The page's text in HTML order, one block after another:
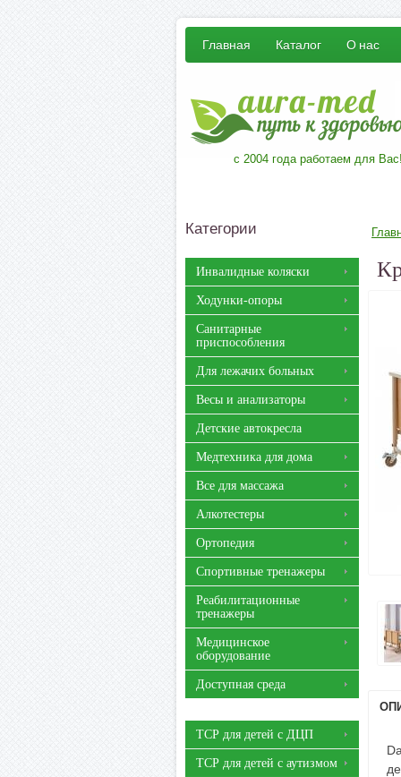
Главная Каталог О нас
с 2004 года работаем для
Категории
Инвалидные коляски
Ходунки-опоры
Санитарные
приспособления
Для лежачих больных
Весы и анализаторы
Детские автокресла
Медтехника для дома
Все для массажа
Алкотестеры
Ортопедия
Спортивные тренажеры
Реабилитационные
тренажеры
Медицинское
оборудование
Доступная среда
ТСР для детей с ДЦП
ТСР для детей с аутизмом